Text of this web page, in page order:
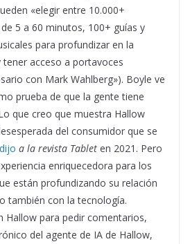
«elegir entre 10.000+
5 a 60 minutos, 100+ guías y
para profundizar en la
acceso a portavoces
con Mark Wahlberg»). Boyle ve
prueba de que la gente tiene
que creo que muestra Hallow
del consumidor que se
dijo a la revista Tablet en 2021. Pero
enriquecedora para los
están profundizando su relación
también con la tecnología.
Hallow para pedir comentarios,
del agente de IA de Hallow,